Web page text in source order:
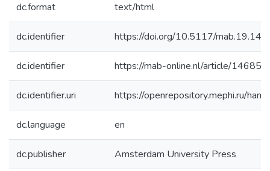
dc.format text/html
dc.identifier https://doi.org/10.5117/
dc.identifier https://mab-online.nl/article/14685/
dc.identifier.uri https://openrepository.mephi.ru/
dc.language en
dc.publisher Amsterdam University Press